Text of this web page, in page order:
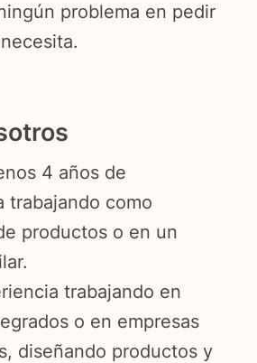
problema en pedir
4 años de
trabajando como
productos o en un
trabajando en
o en empresas
diseñando productos y